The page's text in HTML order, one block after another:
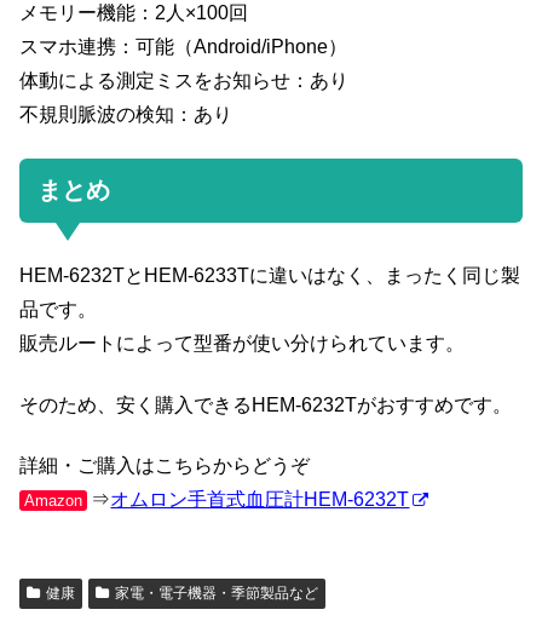
メモリー機能：2人×100回
スマホ連携：可能（Android/iPhone）
体動による測定ミスをお知らせ：あり
不規則脈波の検知：あり
まとめ
HEM-6232TとHEM-6233Tに違いはなく、まったく同じ製
品です。
販売ルートによって型番が使い分けられています。
そのため、安く購入できるHEM-6232Tがおすすめです。
詳細・ご購入はこちらからどうぞ
Amazon ⇒オムロン手首式血圧計HEM-6232T
健康 家電・電子機器・季節製品など